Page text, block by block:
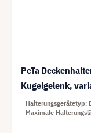
PeTa
Kugelgelenk,
Halterungsgerätetyp
Maximale